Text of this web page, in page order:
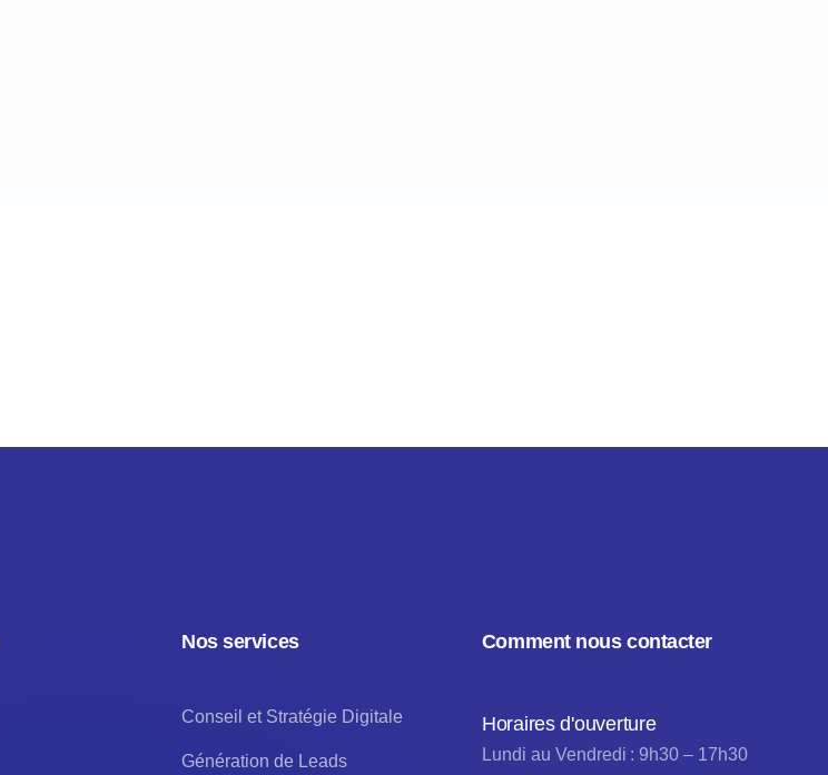
Nos services
Conseil et Stratégie Digitale
Génération de Leads
Comment nous contacter
Horaires d'ouverture
Lundi au Vendredi : 9h30 – 17h30